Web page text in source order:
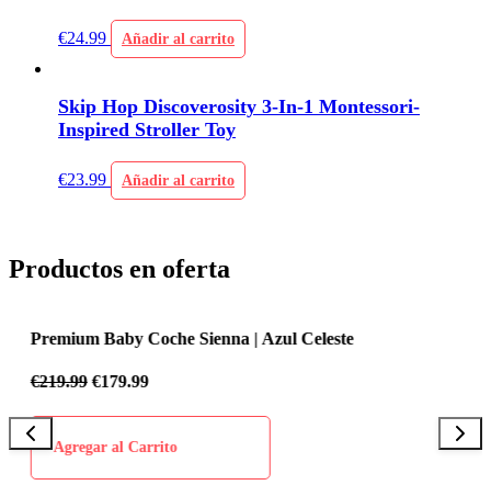
€24.99 Añadir al carrito
Skip Hop Discoverosity 3-In-1 Montessori-
Inspired Stroller Toy
€23.99 Añadir al carrito
Productos en oferta
Premium Baby Coche Sienna | Azul Celeste
219.99 €179.99
Agregar al Carrito